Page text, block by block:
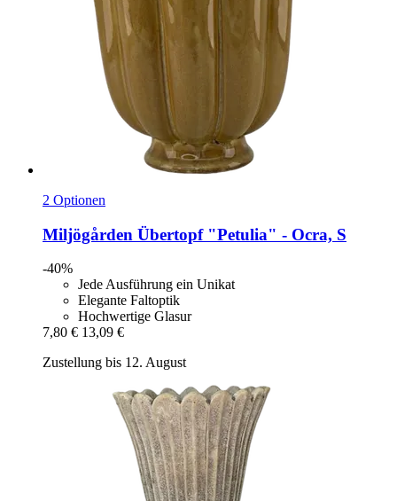
2 Optionen
Miljögården Übertopf "Petulia" -​ Ocra, S
-40%
Jede Ausführung ein Unikat
Elegante Faltoptik
Hochwertige Glasur
7,80 € 13,09 €
Zustellung bis 12. August